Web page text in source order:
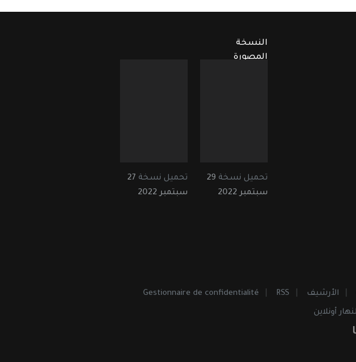
النسخة
المصورة
تحميل نسخة 29
سبتمبر 2022
تحميل نسخة 27
سبتمبر 2022
الأرشيف RSS
Gestionnaire de confidentialité